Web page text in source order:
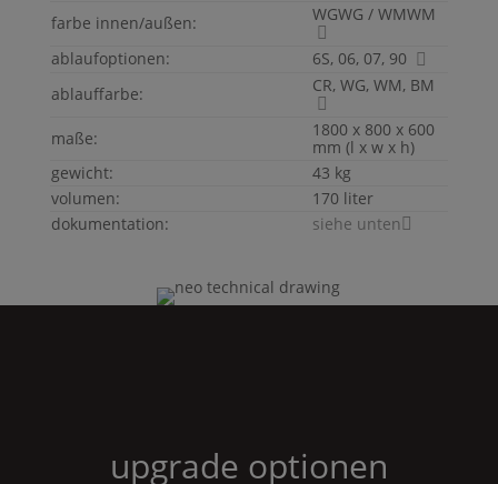
farbe innen/außen:
WGWG / WMWM
ablaufoptionen:
6S, 06, 07, 90
ablauffarbe:
CR, WG, WM, BM
maße:
1800 x 800 x 600
mm (l x w x h)
gewicht:
43 kg
volumen:
170 liter
dokumentation:
siehe unten
upgrade optionen